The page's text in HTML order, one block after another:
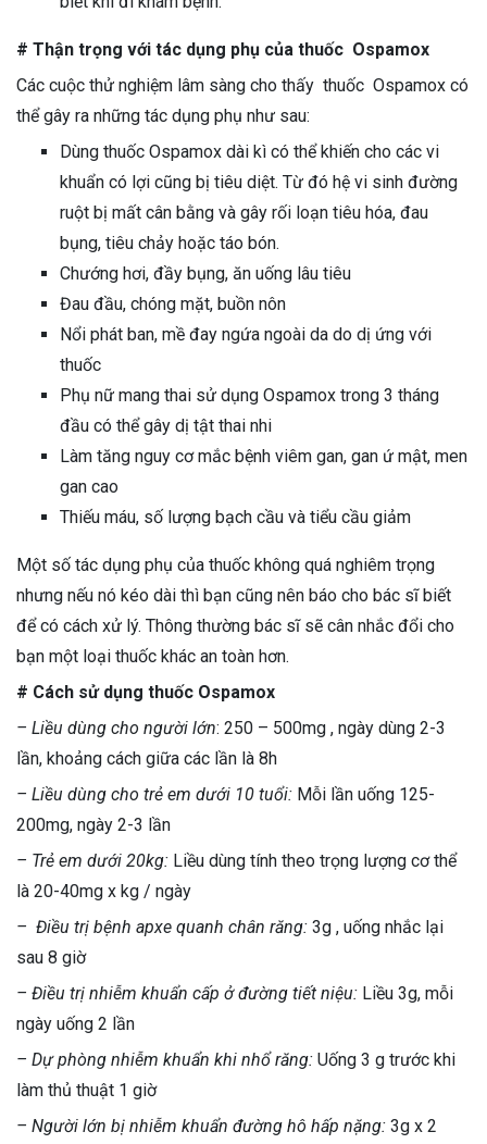
# Thận trọng với tác dụng phụ của thuốc Ospamox
Các cuộc thử nghiệm lâm sàng cho thấy thuốc Ospamox có
thể gây ra những tác dụng phụ như sau:
Dùng thuốc Ospamox dài kì có thể khiến cho các vi
khuẩn có lợi cũng bị tiêu diệt. Từ đó hệ vi sinh đường
ruột bị mất cân bằng và gây rối loạn tiêu hóa, đau
bụng, tiêu chảy hoặc táo bón.
Chướng hơi, đầy bụng, ăn uống lâu tiêu
Đau đầu, chóng mặt, buồn nôn
Nổi phát ban, mề đay ngứa ngoài da do dị ứng với
thuốc
Phụ nữ mang thai sử dụng Ospamox trong 3 tháng
đầu có thể gây dị tật thai nhi
Làm tăng nguy cơ mắc bệnh viêm gan, gan ứ mật, men
gan cao
Thiếu máu, số lượng bạch cầu và tiểu cầu giảm
Một số tác dụng phụ của thuốc không quá nghiêm trọng
nhưng nếu nó kéo dài thì bạn cũng nên báo cho bác sĩ biết
để có cách xử lý. Thông thường bác sĩ sẽ cân nhắc đổi cho
bạn một loại thuốc khác an toàn hơn.
# Cách sử dụng thuốc Ospamox
– Liều dùng cho người lớn: 250 – 500mg , ngày dùng 2-3
lần, khoảng cách giữa các lần là 8h
– Liều dùng cho trẻ em dưới 10 tuổi: Mỗi lần uống 125-
200mg, ngày 2-3 lần
– Trẻ em dưới 20kg: Liều dùng tính theo trọng lượng cơ thể
là 20-40mg x kg / ngày
– Điều trị bệnh apxe quanh chân răng: 3g , uống nhắc lại
sau 8 giờ
– Điều trị nhiễm khuẩn cấp ở đường tiết niệu: Liều 3g, mỗi
ngày uống 2 lần
– Dự phòng nhiễm khuẩn khi nhổ răng: Uống 3 g trước khi
làm thủ thuật 1 giờ
– Người lớn bị nhiễm khuẩn đường hô hấp nặng: 3g x 2